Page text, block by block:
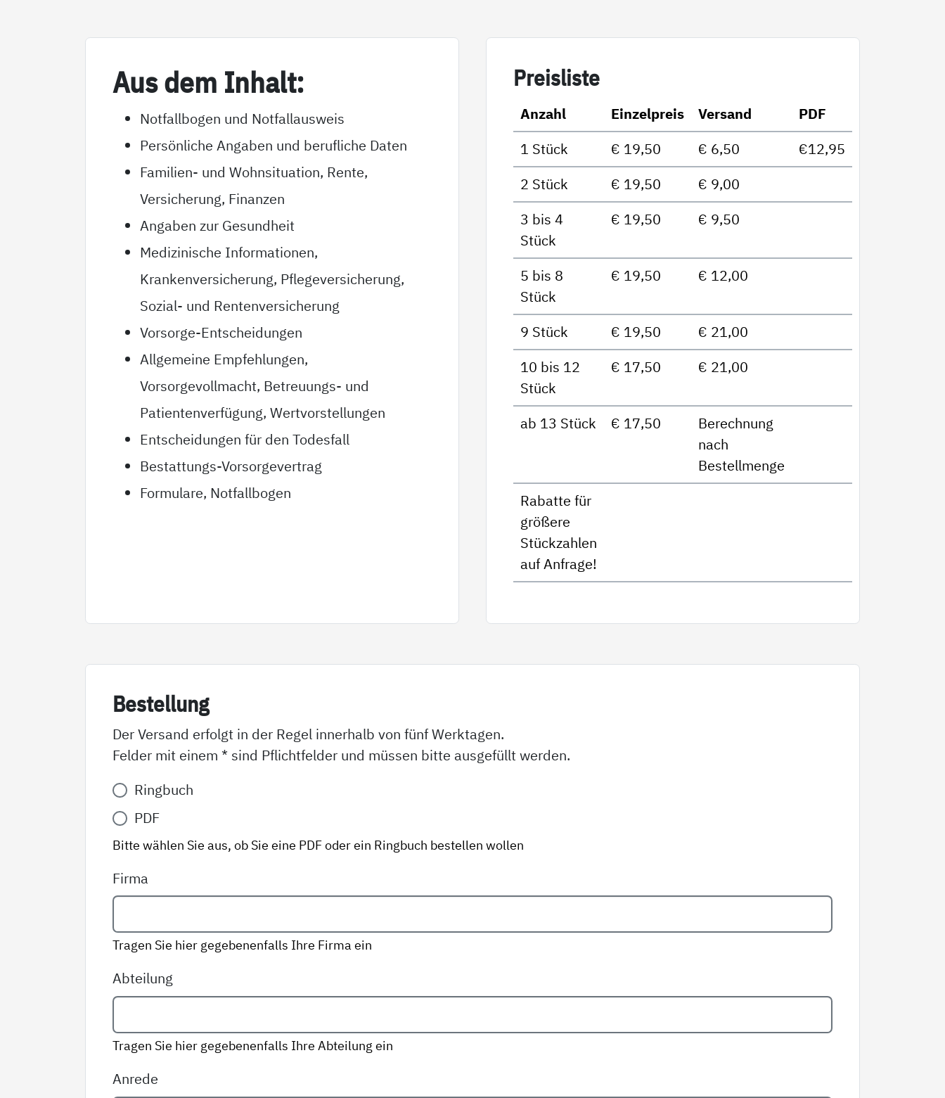
Aus dem In­halt:
Notfallbogen und Notfallausweis
Persönliche Angaben und berufliche Daten
Familien- und Wohnsituation, Rente,
Versicherung, Finanzen
Angaben zur Gesundheit
Medizinische Informationen,
Krankenversicherung, Pflegeversicherung,
Sozial- und Rentenversicherung
Vorsorge-Entscheidungen
Allgemeine Empfehlungen,
Vorsorgevollmacht, Betreuungs- und
Patientenverfügung, Wertvorstellungen
Entscheidungen für den Todesfall
Bestattungs-Vorsorgevertrag
Formulare, Notfallbogen
Preis­lis­te
Anzahl Einzelpreis Versand
PDF
1 Stück
€ 19,50 € 6,50
€12,95
2 Stück
€ 19,50
€ 9,00
3 bis 4
Stück
€ 19,50 € 9,50
5 bis 8
Stück
€ 19,50 € 12,00
9 Stück € 19,50
€ 21,00
10 bis 12
Stück
€ 17,50 € 21,00
ab 13 Stück € 17,50
Berechnung
nach
Bestellmenge
Rabatte für
größere
Stückzahlen
auf Anfrage!
Be­stel­lung
Der Versand erfolgt in der Regel innerhalb von fünf Werktagen.
Felder mit einem * sind Pflichtfelder und müssen bitte ausgefüllt werden.
Variante*
Ringbuch
PDF
Bitte wählen Sie aus, ob Sie eine PDF oder ein Ringbuch bestellen wollen
Firma
Tragen Sie hier gegebenenfalls Ihre Firma ein
Abteilung
Tragen Sie hier gegebenenfalls Ihre Abteilung ein
Anrede